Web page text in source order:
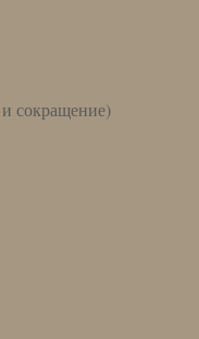
сокращение)